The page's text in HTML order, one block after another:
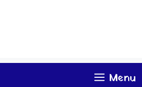
Menu